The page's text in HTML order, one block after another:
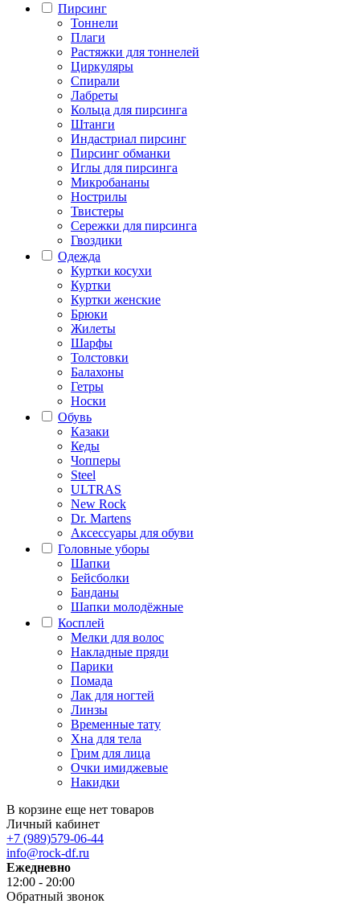
Пирсинг
Тоннели
Плаги
Растяжки для тоннелей
Циркуляры
Спирали
Лабреты
Кольца для пирсинга
Штанги
Индастриал пирсинг
Пирсинг обманки
Иглы для пирсинга
Микробананы
Нострилы
Твистеры
Сережки для пирсинга
Гвоздики
Одежда
Куртки косухи
Куртки
Куртки женские
Брюки
Жилеты
Шарфы
Толстовки
Балахоны
Гетры
Носки
Обувь
Казаки
Кеды
Чопперы
Steel
ULTRAS
New Rock
Dr. Martens
Аксессуары для обуви
Головные уборы
Шапки
Бейсболки
Банданы
Шапки молодёжные
Косплей
Мелки для волос
Накладные пряди
Парики
Помада
Лак для ногтей
Линзы
Временные тату
Хна для тела
Грим для лица
Очки имиджевые
Накидки
В корзине еще нет товаров
Личный кабинет
+7 (989)579-06-44
info@rock-df.ru
Ежедневно
12:00 - 20:00
Обратный звонок